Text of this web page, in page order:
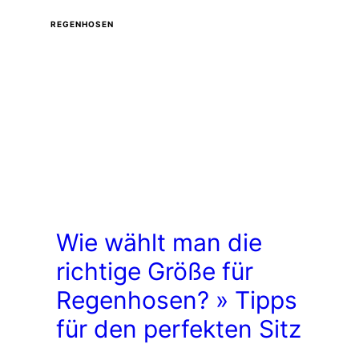
REGENHOSEN
Wie wählt man die
richtige Größe für
Regenhosen? » Tipps
für den perfekten Sitz